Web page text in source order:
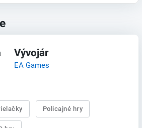
Vývojár
EA Games
Policajné hry